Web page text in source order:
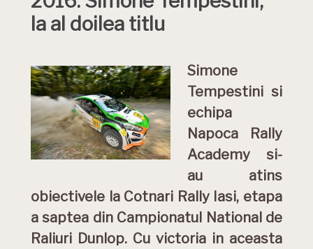
la al doilea titlu
Simone
Tempestini si
echipa
Napoca Rally
Academy si-
au atins
obiectivele la Cotnari Rally Iasi, etapa
a saptea din Campionatul National de
Raliuri Dunlop. Cu victoria in aceasta